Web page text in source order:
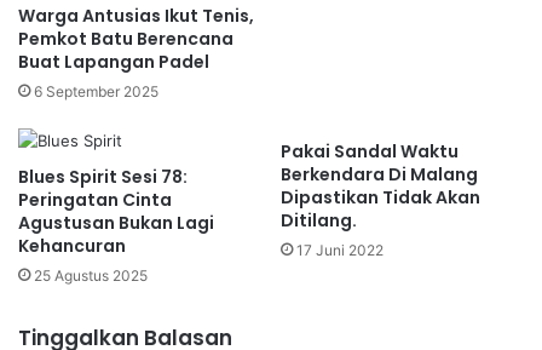
Warga Antusias Ikut Tenis,
Pemkot Batu Berencana
Buat Lapangan Padel
6 September 2025
Blues Spirit Sesi 78:
Peringatan Cinta
Agustusan Bukan Lagi
Kehancuran
25 Agustus 2025
Pakai Sandal Waktu
Berkendara Di Malang
Dipastikan Tidak Akan
Ditilang.
17 Juni 2022
Tinggalkan Balasan